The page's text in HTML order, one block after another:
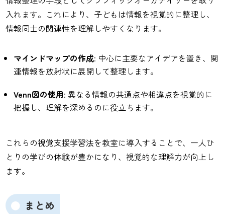
入れます。これにより、子どもは情報を視覚的に整理し、
情報同士の関連性を理解しやすくなります。
マインドマップの作成: 中心に主要なアイデアを置き、関
連情報を放射状に展開して整理します。
Venn図の使用: 異なる情報の共通点や相違点を視覚的に
把握し、理解を深めるのに役立ちます。
これらの視覚支援学習法を教室に導入することで、一人ひ
とりの学びの体験が豊かになり、視覚的な理解力が向上し
ます。
まとめ